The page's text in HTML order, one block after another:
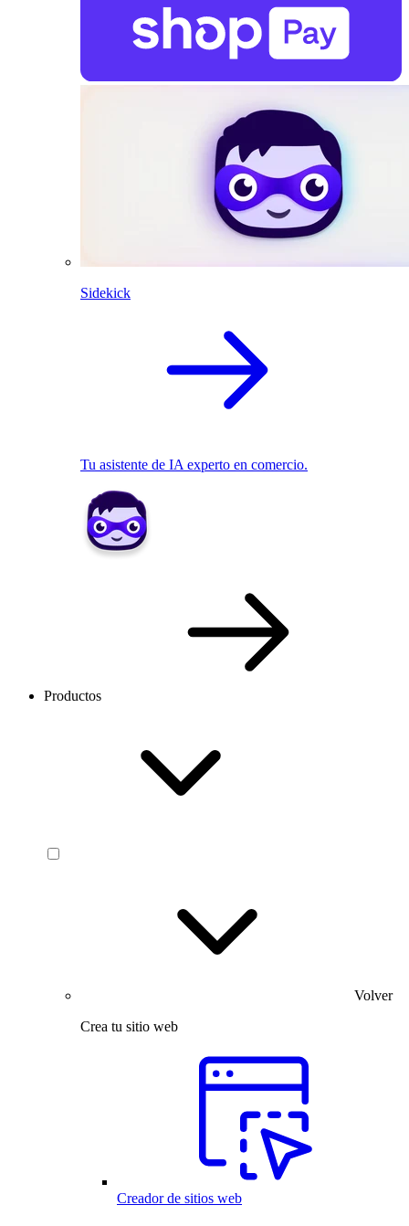
Sidekick
Tu asistente de IA experto en comercio.
Productos
Volver
Crea tu sitio web
Creador de sitios web